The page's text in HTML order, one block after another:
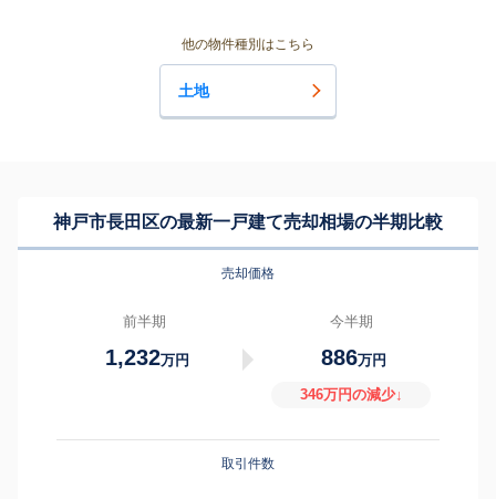
他の物件種別はこちら
土地
神戸市長田区の最新一戸建て売却相場の半期比較
売却価格
前半期
1,232万円
今半期
886万円
346万円の減少↓
取引件数